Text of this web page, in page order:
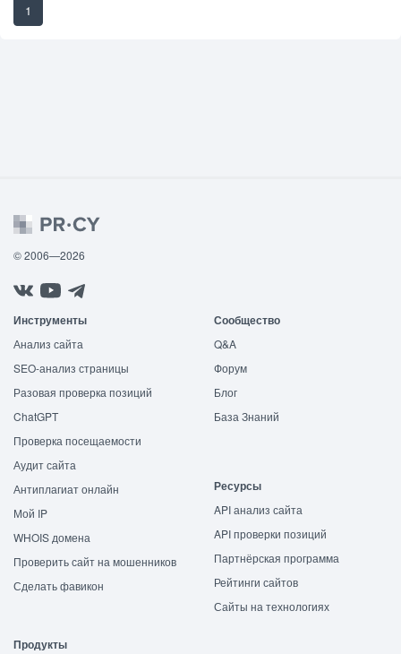
1
© 2006—2026
Инструменты
Анализ сайта
SEO-анализ страницы
Разовая проверка позиций
ChatGPT
Проверка посещаемости
Аудит сайта
Антиплагиат онлайн
Мой IP
WHOIS домена
Проверить сайт на мошенников
Сделать фавикон
Сообщество
Q&A
Форум
Блог
База Знаний
Ресурсы
API анализ сайта
API проверки позиций
Партнёрская программа
Рейтинги сайтов
Сайты на технологиях
Продукты